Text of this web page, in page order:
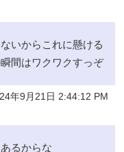
いからこれに懸ける
間はワクワクすっぞ
年9月21日 2:44:12 PM
るからな